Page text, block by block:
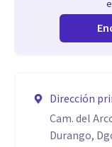
Dirección
Cam. del
Durango,